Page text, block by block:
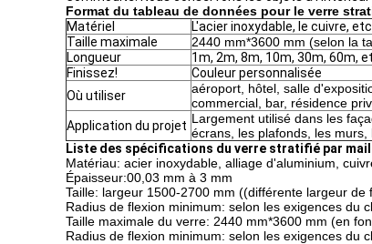
Format du tableau de données pour le verre
Matériel
L'acier inoxydable, le cuivre, etc.
Taille maximale
2440 mm*3600 mm (selon la
Longueur
1m, 2m, 8m, 10m, 30m, 60m,
Finissez!
Couleur personnalisée
Où utiliser
aéroport, hôtel, salle
commercial, bar, résidence
Application du projet Largement utilisé dans les
écrans, les plafonds, les murs,
Liste des spécifications du verre stratifié par
Matériau: acier inoxydable, alliage d'aluminium,
Épaisseur:00,03 mm à 3 mm
Taille: largeur 1500-2700 mm ((différente largeur de
Radius de flexion minimum: selon les exigences du
Taille maximale du verre: 2440 mm*3600 mm (en
Radius de flexion minimum: selon les exigences du